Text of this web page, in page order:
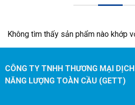
Không tìm thấy sản phẩm nào khớp
CÔNG TY TNHH THƯƠNG MẠI
NĂNG LƯỢNG